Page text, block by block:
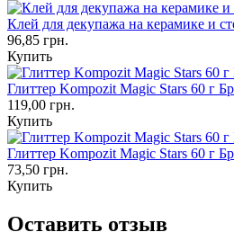
Клей для декупажа на керамике и
96,85 грн.
Купить
Глиттер Kompozit Magic Stars 60 г
119,00 грн.
Купить
Глиттер Kompozit Magic Stars 60 г
73,50 грн.
Купить
Оставить отзыв